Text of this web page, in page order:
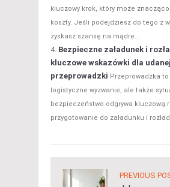
kluczowy krok, który może znacząco
koszty. Jeśli podejdziesz do tego z
zyskasz szansę na mądre...
Bezpieczne załadunek i
kluczowe wskazówki dla udanej
przeprowadzki Przeprowadzka
logistyczne wyzwanie, ale także
bezpieczeństwo odgrywa kluczową
przygotowanie do załadunku i
PREVIOUS